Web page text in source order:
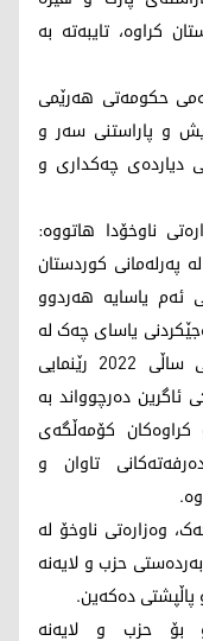
کراوە، تایبەتە بە
حکومەتی هەرێمی
و پاراستنی سەر و
دیاردەی چەکداری و
ناوخۆدا هاتووە:
یاسای نوێی چەک ژماره 2ـی ساڵی 2022 له پەرلەمانی کوردستان
ئەم یاسایه هەردوو
2022 رێنمایی جێبەجێکردنی یاسای چەک له
هەریمی کوردستان و رێنمایی ژماره 6ـی ساڵی 2022 رێنمایی
دەرچوواند به
کراوەکان کۆمەڵگەی
تاوان و
وەزارەتی ناوخۆ لە
بەردەستی حزب و لایەنە
دەکەین.
بۆ حزب و لایەنە